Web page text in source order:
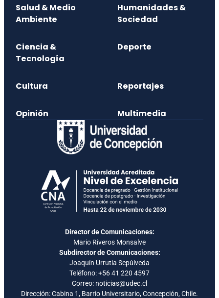
Salud & Medio
Ambiente
Humanidades &
Sociedad
Ciencia &
Tecnología
Deporte
Cultura Reportajes
Opinión Multimedia
Director de Comunicaciones:
Mario Riveros Monsalve
Subdirector de Comunicaciones:
Joaquín Urrutia Sepúlveda
Teléfono:+56 41 220 4597
Correo: noticias@udec.cl
Dirección: Cabina 1, Barrio Universitario, Concepción, Chile.